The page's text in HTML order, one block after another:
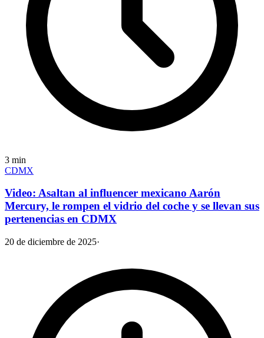
3 min
CDMX
Video: Asaltan al influencer mexicano Aarón
Mercury, le rompen el vidrio del coche y se llevan sus
pertenencias en CDMX
20 de diciembre de 2025·